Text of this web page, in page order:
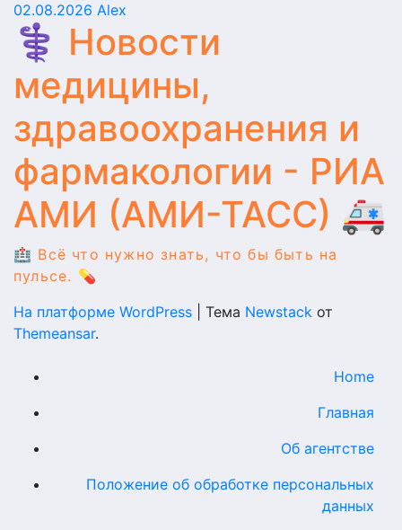
02.08.2026 Alex
⚕️ Новости
медицины,
здравоохранения и
фармакологии - РИА
АМИ (АМИ-ТАСС) 🚑
🏥 Всё что нужно знать, что бы быть на
пульсе. 💊
На платформе WordPress
Тема Newstack от
Themeansar.
Home
Главная
Об агентстве
Положение об обработке персональных
данных